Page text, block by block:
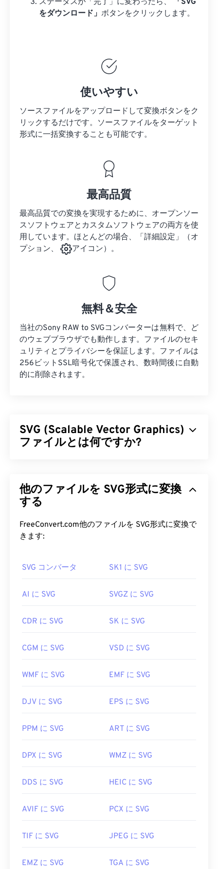
ステータスが「完了」に変わったら、
「SVG
をダウンロード」 ボタンをクリックします。
使いやすい
ソースファイルをアップロードして変換ボタンをク
リックするだけです。 ソースファイルをターゲット
形式に一括変換することも可能です。
最高品質
最高品質での変換を実現するために、オープンソー
スソフトウェアとカスタムソフトウェアの両方を使
用しています。ほとんどの場合、「詳細設定」（オ
プション、
アイコン）。
無料＆安全
当社のSony RAW to SVGコンバーターは無料で、ど
のウェブブラウザでも動作します。ファイルのセキ
ュリティとプライバシーを保証します。ファイルは
256ビットSSL暗号化で保護され、数時間後に自動
的に削除されます。
SVG (Scalable Vector Graphics)
ファイルとは何ですか?
Extensible Markup Language（XML）をベースと
し、ベクターグラフィック
を使用する主な利点は、その名の通り、そのスケー
ラビリティです。このファイル形式は、画質を損な
次元ベクター画像を作成するための情報を提供する
ばいいですか?
とんどのウェブブラウザで簡単に開くことができま
メモ帳やmacOSの Bracketsなど、一般的なテキス
ラムを使用できます。ただし、Adobe Creative
ルしてください。SVGファイルの変換は、いくつか
イル以外のファイル形式への変換には、
ど、ベクターファイルへの変換には、
をご利用ください。
他のファイルを SVG形式に変換
する
FreeConvert.com他のファイルを SVG形式に変換で
きます:
SVG コンバータ SK1 に SVG
AI に SVG SVGZ に SVG
CDR に SVG SK に SVG
CGM に SVG VSD に SVG
WMF に SVG EMF に SVG
DJV に SVG EPS に SVG
PPM に SVG ART に SVG
DPX に SVG WMZ に SVG
DDS に SVG HEIC に SVG
AVIF に SVG PCX に SVG
TIF に SVG JPEG に SVG
EMZ に SVG TGA に SVG